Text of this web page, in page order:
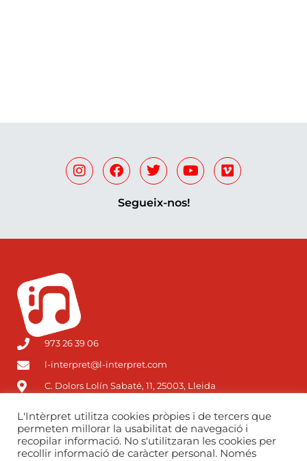
Segueix-nos!
973 26 39 06
l-interpret@l-interpret.com
C. Dolors Lolín Sabaté, 11, 25003, Lleida
L'Intèrpret utilitza cookies pròpies i de tercers que
permeten millorar la usabilitat de navegació i
recopilar informació. No s'utilitzaran les cookies per
recollir informació de caràcter personal. Només